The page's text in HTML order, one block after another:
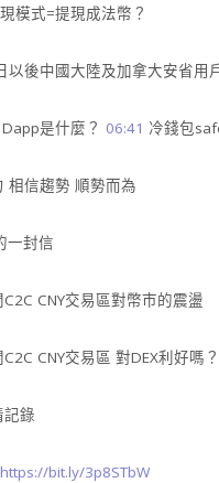
模式=提現成法幣？
以後中國大陸及加拿大安省用
是什麼？ 06:41 冷錢包
相信趨勢 順勢而為
一封信
CNY交易區對幣市的震盪
CNY交易區 對DEX利好嗎？
記錄
https://bit.ly/3p8STbW